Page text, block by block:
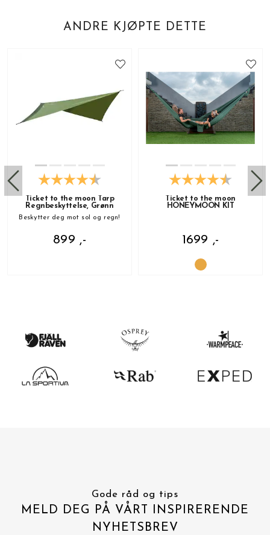
ANDRE KJØPTE DETTE
Ticket to the moon Tarp
Regnbeskyttelse, Grønn
Beskytter deg mot sol og regn!
899 ,-
Ticket to the moon
HONEYMOON KIT
1699 ,-
Gode råd og tips
MELD DEG PÅ VÅRT INSPIRERENDE
NYHETSBREV